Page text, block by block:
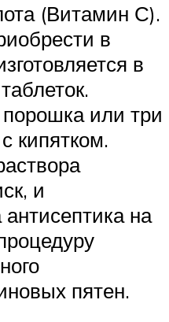
(Витамин С).
в
в
порошка или три
кипятком.
и
на
пятен.